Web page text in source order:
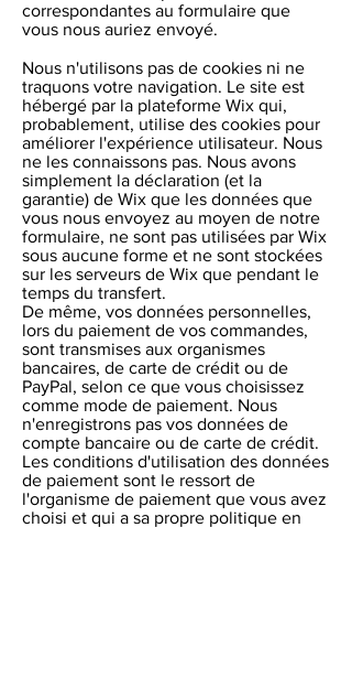
correspondantes au formulaire que
vous nous auriez envoyé.
Nous n'utilisons pas de cookies ni ne
traquons votre navigation. Le site est
hébergé par la plateforme Wix qui,
probablement, utilise des cookies pour
améliorer l'expérience utilisateur. Nous
ne les connaissons pas. Nous avons
simplement la déclaration (et la
garantie) de Wix que les données que
vous nous envoyez au moyen de notre
formulaire, ne sont pas utilisées par Wix
sous aucune forme et ne sont stockées
sur les serveurs de Wix que pendant le
temps du transfert.
De même, vos données personnelles,
lors du paiement de vos commandes,
sont transmises aux organismes
bancaires, de carte de crédit ou de
PayPal, selon ce que vous choisissez
comme mode de paiement. Nous
n'enregistrons pas vos données de
compte bancaire ou de carte de crédit.
Les conditions d'utilisation des données
de paiement sont le ressort de
l'organisme de paiement que vous avez
choisi et qui a sa propre politique en